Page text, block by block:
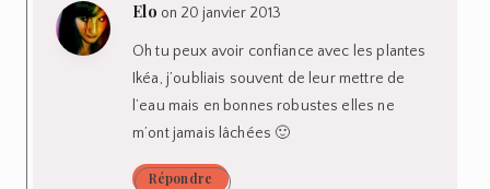
Elo on 20 janvier 2013
Oh tu peux avoir confiance avec les plantes
Ikéa, j’oubliais souvent de leur mettre de
l’eau mais en bonnes robustes elles ne
m’ont jamais lâchées 🙂
Répondre